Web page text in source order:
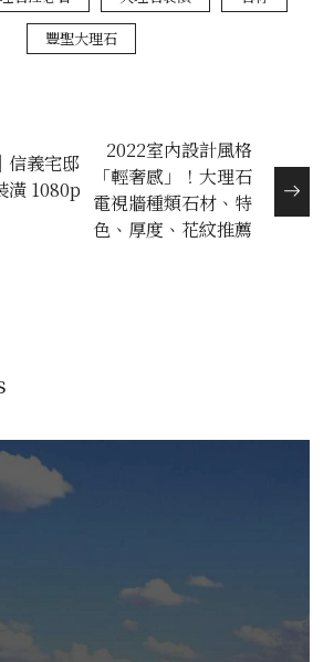
豐聖大理石
信義宅邸
潢 1080p
2022室內設計風格
「輕奢感」！大理石
電視牆種類石材、特
色、厚度、花紋推薦